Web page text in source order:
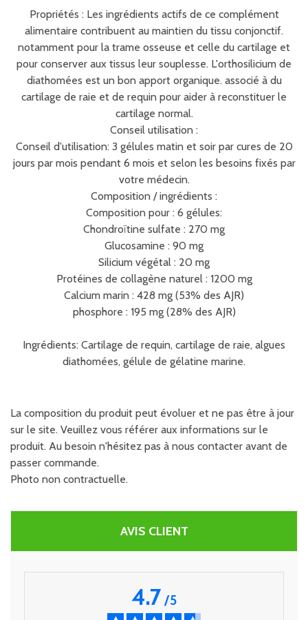
Propriétés : Les ingrédients actifs de ce complément
alimentaire contribuent au maintien du tissu conjonctif.
notamment pour la trame osseuse et celle du cartilage et
pour conserver aux tissus leur souplesse. L'orthosilicium de
diathomées est un bon apport organique. associé à du
cartilage de raie et de requin pour aider à reconstituer le
cartilage normal.
Conseil utilisation :
Conseil d'utilisation: 3 gélules matin et soir par cures de 20
jours par mois pendant 6 mois et selon les besoins fixés par
votre médecin.
Composition / ingrédients :
Composition pour : 6 gélules:
Chondroïtine sulfate : 270 mg
Glucosamine : 90 mg
Silicium végétal : 20 mg
Protéines de collagène naturel : 1200 mg
Calcium marin : 428 mg (53% des AJR)
phosphore : 195 mg (28% des AJR)
Ingrédients: Cartilage de requin, cartilage de raie, algues
diathomées, gélule de gélatine marine.
La composition du produit peut évoluer et ne pas être à jour
sur le site. Veuillez vous référer aux informations sur le
produit. Au besoin n'hésitez pas à nous contacter avant de
passer commande.
Photo non contractuelle.
AVIS CLIENT
4.7/5